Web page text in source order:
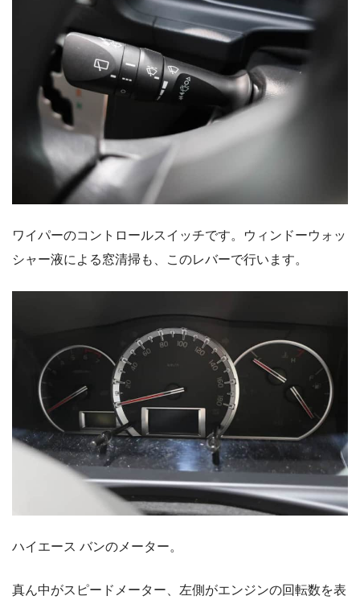
ワイパーのコントロールスイッチです。ウィンドーウォッ
シャー液による窓清掃も、このレバーで行います。
ハイエース バンのメーター。
真ん中がスピードメーター、左側がエンジンの回転数を表